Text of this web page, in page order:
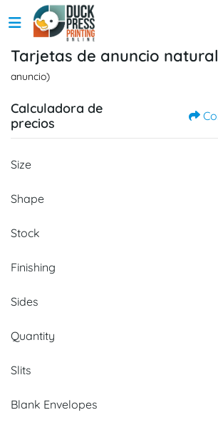
Tarjetas de anuncio
anuncio)
Calculadora de
precios
Size
Shape
Stock
Finishing
Sides
Quantity
Slits
Blank Envelopes